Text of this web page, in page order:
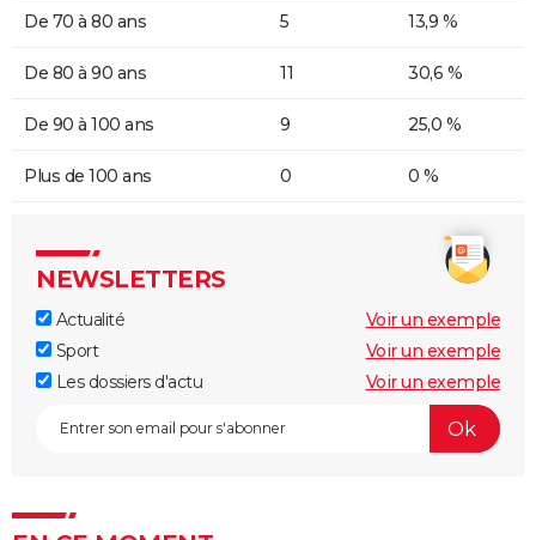
De 70 à 80 ans 5 13,9 %
De 80 à 90 ans 11 30,6 %
De 90 à 100 ans 9 25,0 %
Plus de 100 ans 0 0 %
NEWSLETTERS
Actualité
Voir un exemple
Sport
Voir un exemple
Les dossiers d'actu
Voir un exemple